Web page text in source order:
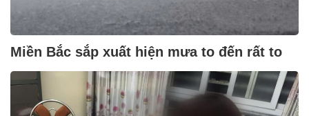
Miền Bắc sắp xuất hiện mưa to đến rất to